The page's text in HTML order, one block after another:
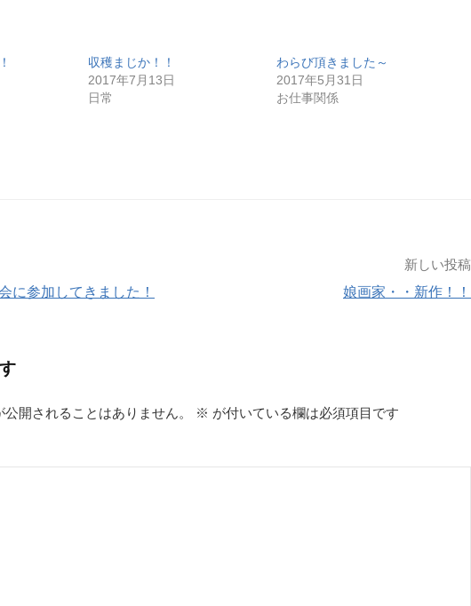
収穫まじか！！
2017年7月13日
日常
わらび頂きました～
2017年5月31日
お仕事関係
に参加してきました！
新しい投稿
娘画家・・新作！！
公開されることはありません。 ※ が付いている欄は必須項目です